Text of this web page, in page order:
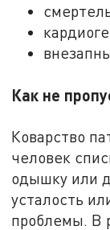
Как не
Коварство
человек
одышку или
усталость
проблемы. В